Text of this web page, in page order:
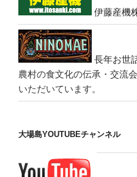
伊藤産機
長年お世
農村の食文化の伝承・交流
いただいています。
大場島YOUTUBEチャンネル